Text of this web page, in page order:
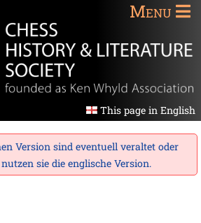
Menu
This page in English
Version sind eventuell veraltet oder
sie die englische Version.